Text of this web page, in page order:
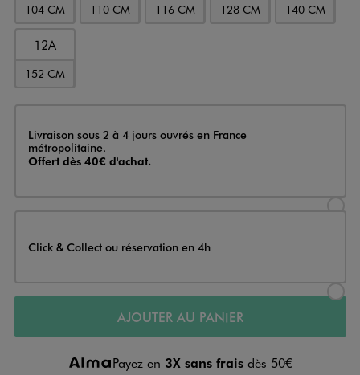
104 CM 110 CM 116 CM 128 CM 140 CM
12A
152 CM
Livraison
Livraison sous 2 à 4 jours ouvrés en France
métropolitaine.
Offert dès 40€ d'achat.
Click & Collect ou réservation en 4h
AJOUTER AU PANIER
Payez en 3X sans frais dès 50€